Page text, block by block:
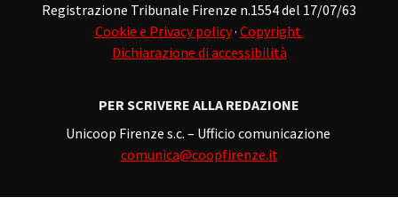
Registrazione Tribunale Firenze n.1554 del 17/07/63
Cookie e Privacy policy· Copyright
Dichiarazione di accessibilità
PER SCRIVERE ALLA REDAZIONE
Unicoop Firenze s.c. – Ufficio comunicazione
comunica@coopfirenze.it